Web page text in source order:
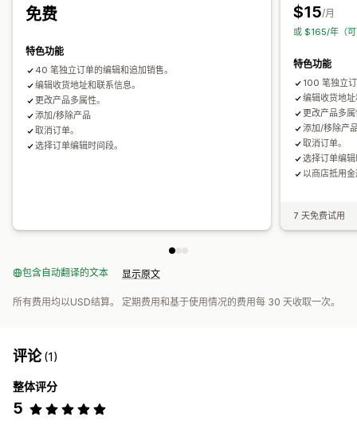
免费
特色功能
40 笔独立订单的编辑和追加销售。
编辑收货地址和联系信息。
更改产品多属性。
添加/移除产品
取消订单。
选择订单编辑时间段。
$15/月
或 $165/年（
特色功能
100 笔独立
编辑收货地
更改产品多
添加/移除产
取消订单。
选择订单编
以商店抵用
7 天免费试用
包含自动翻译的文本 显示原文
所有费用均以USD结算。 定期费用和基于使用情况的费用每 30 天收取一次。
评论(1)
整体评分
5